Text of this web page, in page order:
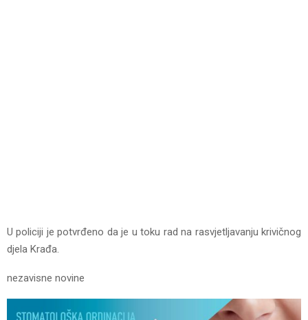
U policiji je potvrđeno da je u toku rad na rasvjetljavanju krivičnog
djela Krađa.
nezavisne novine